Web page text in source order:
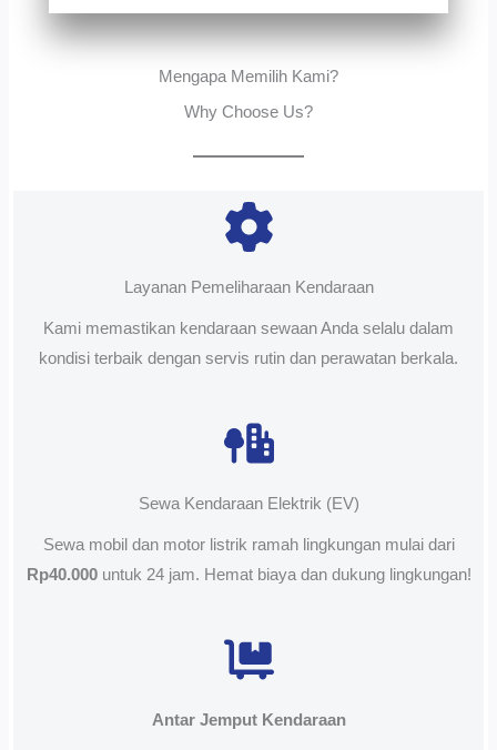
Mengapa Memilih Kami?
Why Choose Us?
Layanan Pemeliharaan Kendaraan
Kami memastikan kendaraan sewaan Anda selalu dalam
kondisi terbaik dengan servis rutin dan perawatan berkala.
Sewa Kendaraan Elektrik (EV)
Sewa mobil dan motor listrik ramah lingkungan mulai dari
Rp40.000untuk 24 jam. Hemat biaya dan dukung lingkungan!
Antar Jemput Kendaraan